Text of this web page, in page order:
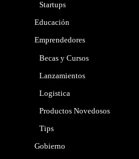
Startups
Educación
Emprendedores
Becas y Cursos
Lanzamientos
Logistica
Productos Novedosos
Tips
Gobierno